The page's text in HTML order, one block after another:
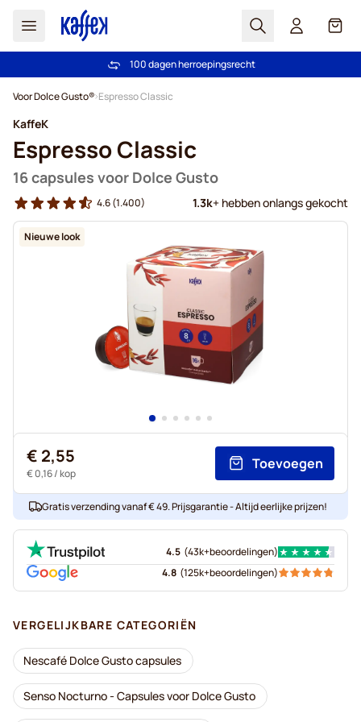
Zoek Cart
Gratis verzending vanaf € 49
100 dagen herroepingsrecht
Voor Dolce Gusto® Espresso Classic
Nieuwe look
KaffeK
Espresso Classic
16 capsules voor Dolce Gusto
4.6(1.400) 1.3k+ hebben onlangs gekocht
€ 2,55
€ 0,16/ kop
Toevoegen
Gratis verzending vanaf € 49. Prijsgarantie - Altijd eerlijke prijzen!
4.5 (43k+beoordelingen)
4.8 (125k+beoordelingen)
VERGELIJKBARE CATEGORIËN
Nescafé Dolce Gusto capsules
Senso Nocturno - Capsules voor Dolce Gusto